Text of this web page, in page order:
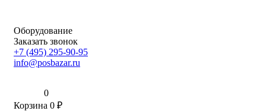
Оборудование
Заказать звонок
+7 (495) 295-90-95
info@posbazar.ru
0
Корзина 0 ₽